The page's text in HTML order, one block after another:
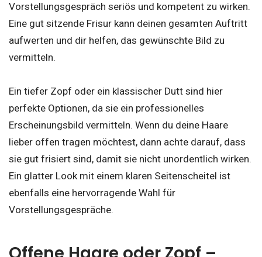
Vorstellungsgespräch seriös und kompetent zu wirken.
Eine gut sitzende Frisur kann deinen gesamten Auftritt
aufwerten und dir helfen, das gewünschte Bild zu
vermitteln.
Ein tiefer Zopf oder ein klassischer Dutt sind hier
perfekte Optionen, da sie ein professionelles
Erscheinungsbild vermitteln. Wenn du deine Haare
lieber offen tragen möchtest, dann achte darauf, dass
sie gut frisiert sind, damit sie nicht unordentlich wirken.
Ein glatter Look mit einem klaren Seitenscheitel ist
ebenfalls eine hervorragende Wahl für
Vorstellungsgespräche.